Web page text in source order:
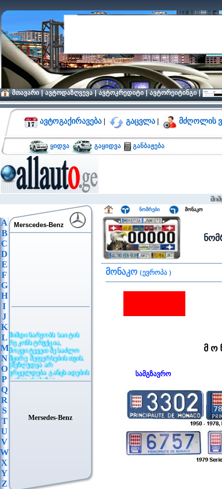
მთავარი|ავტოდაზღვევა|ავტოკრედიტი|ავტორეიტინგი|
ავტოგაქირავება | გაცვლა | მძღოლის
ყიდვა გაყიდვა განბაჟება
A
B
C
D
E
F
G
H
I
J
K
L
M
N
O
P
Q
R
S
T
U
V
W
X
Y
Z
Merscedes-Benz
მიმდინარეობს საიტის
რეკონსტრუქცია,
მოგვიტევეთ შესაძლო
მცირე შეფერხებისთვის.
(შეზღუდვა არ
ვრცელდება განცხადების
განთავსებაზე)
Mersedes-Benz
ნომრები მონაკო
მონაკო (ევროპა )
მ ო
სამგზავრო